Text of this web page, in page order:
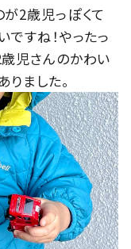
が2歳児っぽくて
ですね！やったっ
児さんのかわい
ました。